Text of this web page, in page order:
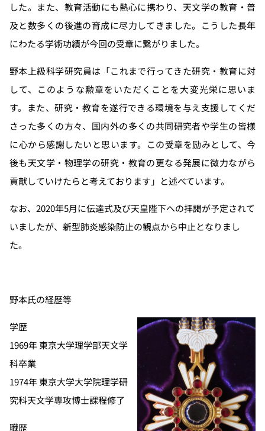
した。また、教育活動にも熱心に携わり、天文学の教育・普
及と数多くの後進の育成に尽力してきました。こうした長年
にわたる学術功績が今回の受章に繋がりました。
野本上級科学研究員は「これまで行ってきた研究・教育に対
して、このような勲章をいただくことを大変光栄に思いま
す。また、研究・教育を遂行できる環境を与え支援してくだ
さった多くの方々、国内外の多くの共同研究者や学生の皆様
に心から感謝したいと思います。この受章を励みとして、今
後も天文学・物理学の研究・教育の更なる発展に微力ながら
貢献していけたらと考えております」と述べています。
なお、2020年5月に伝達式及び天皇陛下への拝謁が予定されて
いましたが、新型肺炎感染防止の観点から中止となりまし
た。
野本氏の経歴等
学歴
1969年 東京大学理学部天文学
科卒業
1974年 東京大学大学院理学研
究科天文学専攻博士課程修了
職歴